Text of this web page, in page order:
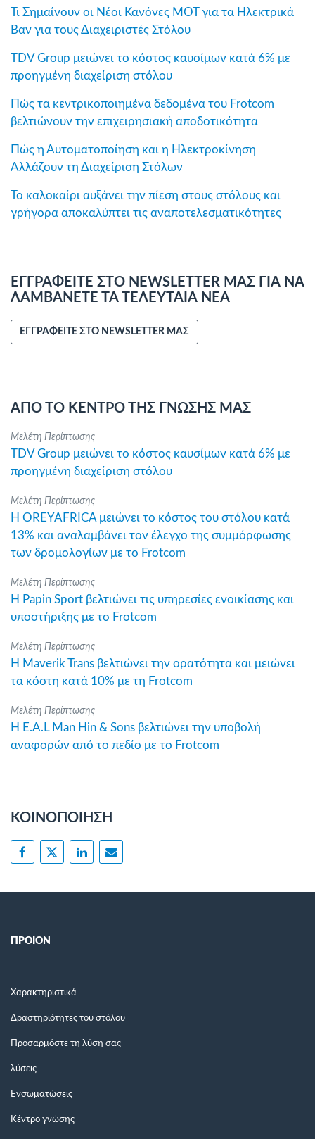
Τι Σημαίνουν οι Νέοι Κανόνες MOT για τα Ηλεκτρικά
Βαν για τους Διαχειριστές Στόλου
TDV Group μειώνει το κόστος καυσίμων κατά 6% με
προηγμένη διαχείριση στόλου
Πώς τα κεντρικοποιημένα δεδομένα του Frotcom
βελτιώνουν την επιχειρησιακή αποδοτικότητα
Πώς η Αυτοματοποίηση και η Ηλεκτροκίνηση
Αλλάζουν τη Διαχείριση Στόλων
Το καλοκαίρι αυξάνει την πίεση στους στόλους και
γρήγορα αποκαλύπτει τις αναποτελεσματικότητες
ΕΓΓΡΑΦΕΙΤΕ ΣΤΟ NEWSLETTER ΜΑΣ ΓΙΑ ΝΑ
ΛΑΜΒΑΝΕΤΕ ΤΑ ΤΕΛΕΥΤΑΙΑ ΝΕΑ
ΕΓΓΡΑΦΕΙΤΕ ΣΤΟ NEWSLETTER ΜΑΣ
ΑΠΟ ΤΟ ΚΕΝΤΡΟ ΤΗΣ ΓΝΩΣΗΣ ΜΑΣ
Μελέτη Περίπτωσης
TDV Group μειώνει το κόστος καυσίμων κατά 6% με
προηγμένη διαχείριση στόλου
Μελέτη Περίπτωσης
Η OREYAFRICA μειώνει το κόστος του στόλου κατά
13% και αναλαμβάνει τον έλεγχο της συμμόρφωσης
των δρομολογίων με το Frotcom
Μελέτη Περίπτωσης
Η Papin Sport βελτιώνει τις υπηρεσίες ενοικίασης και
υποστήριξης με το Frotcom
Μελέτη Περίπτωσης
Η Maverik Trans βελτιώνει την ορατότητα και μειώνει
τα κόστη κατά 10% με τη Frotcom
Μελέτη Περίπτωσης
Η E.A.L Man Hin & Sons βελτιώνει την υποβολή
αναφορών από το πεδίο με το Frotcom
ΚΟΙΝΟΠΟΙΗΣΗ
ΠΡΟΙΟΝ
Χαρακτηριστικά
Δραστηριότητες του στόλου
Προσαρμόστε τη λύση σας
λύσεις
Ενσωματώσεις
Κέντρο γνώσης